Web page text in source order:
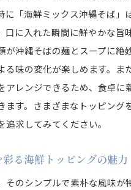
に「海鮮ミックス沖縄そば」
口に入れた瞬間に鮮やかな旨
が沖縄そばの麺とスープに絶
る味の変化が楽しめます。ま
アレンジできるため、食卓に
ます。さまざまなトッピング
追求してみてください。
る海鮮トッピングの魅力
そのシンプルで素朴な風味が